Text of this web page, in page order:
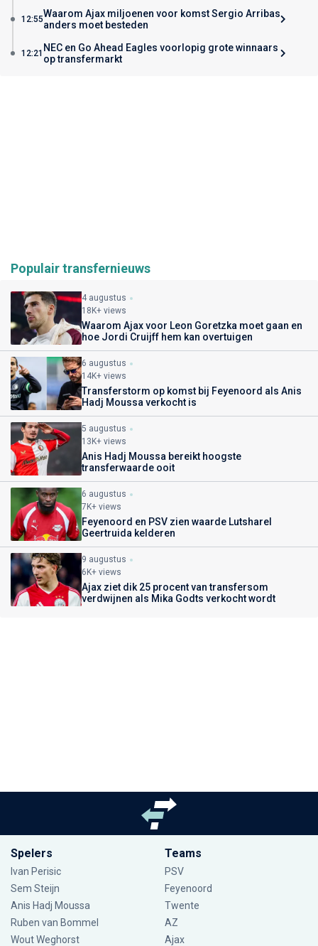
12:55Waarom Ajax miljoenen voor komst Sergio Arribas
anders moet besteden
12:21 NEC en Go Ahead Eagles voorlopig grote winnaars
op transfermarkt
Populair transfernieuws
4 augustus
18K+ views
Waarom Ajax voor Leon Goretzka moet gaan en
hoe Jordi Cruijff hem kan overtuigen
6 augustus
14K+ views
Transferstorm op komst bij Feyenoord als Anis
Hadj Moussa verkocht is
5 augustus
13K+ views
Anis Hadj Moussa bereikt hoogste
transferwaarde ooit
6 augustus
7K+ views
Feyenoord en PSV zien waarde Lutsharel
Geertruida kelderen
9 augustus
6K+ views
Ajax ziet dik 25 procent van transfersom
verdwijnen als Mika Godts verkocht wordt
Spelers
Ivan Perisic
Sem Steijn
Anis Hadj Moussa
Ruben van Bommel
Wout Weghorst
Teams
PSV
Feyenoord
Twente
AZ
Ajax